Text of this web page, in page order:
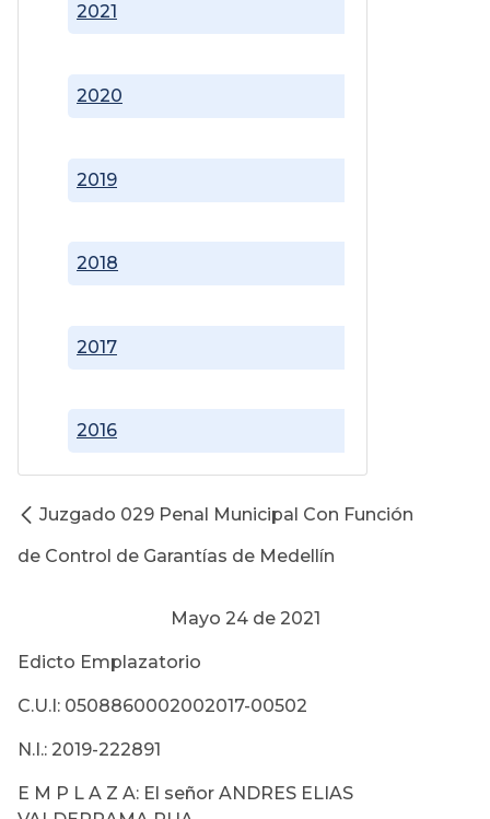
2016
2017
2018
2019
2020
2021
Juzgado 029 Penal Municipal Con Función
de Control de Garantías de Medellín
Mayo 24 de 2021
Edicto Emplazatorio
C.U.I: 0508860002002017-00502
N.I.: 2019-222891
E M P L A Z A: El señor ANDRES ELIAS